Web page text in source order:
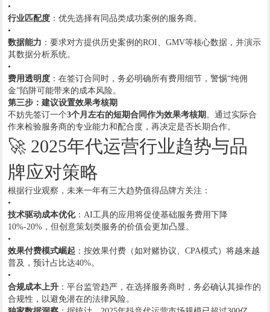
•
行业匹配度 ：优先选择有同品类成功案例的服务商。
•
数据能力 ：要求对方提供历史案例的ROI、GMV等核心数据，并演示
其数据分析系统。
•
费用透明度 ：在签订合同时，务必明确所有费用细节，警惕“纯佣
金”陷阱可能带来的成本风险。
第三步：建议设置效果考核期
不妨先签订一个3个月左右的短期合同作为效果考核期 。通过实际合
作来检验服务商的专业能力和配合度，再决定是否长期合作。
🚀 2025年代运营行业趋势与品
牌应对策略
根据行业观察，未来一年有三大趋势值得品牌方关注：
•
技术驱动成本优化：AI工具的应用将促使基础服务费用下降
10%-20%，但创意策划类服务的价值会更加凸显。
•
效果付费模式崛起 ：按效果付费（如对赌协议、CPA模式）将越来越
普及，预计占比达40%。
•
合规成本上升 ：平台监管趋严，在选择服务商时，务必确认其操作的
合规性，以避免潜在的法律风险。